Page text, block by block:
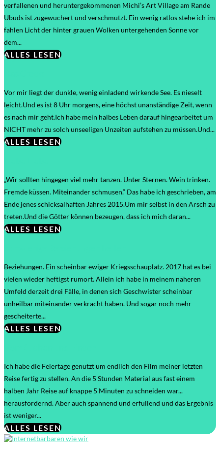
verfallenen und heruntergekommenen Michi’s Art Village am Rande
Ubuds ist zugewuchert und verschmutzt. Ein wenig ratlos stehe ich im
fahlen Licht der hinter grauen Wolken untergehenden Sonne vor
dem...
ALLES LESEN
Vor mir liegt der dunkle, wenig einladend wirkende See. Es nieselt
leicht.Und es ist 8 Uhr morgens, eine höchst unanständige Zeit, wenn
es nach mir geht.Ich habe mein halbes Leben darauf hingearbeitet um
NICHT mehr zu solch unseeligen Unzeiten aufstehen zu müssen.Und...
ALLES LESEN
„Wir sollten hingegen viel mehr tanzen. Unter Sternen. Wein trinken.
Fremde küssen. Miteinander schmusen.“ Das habe ich geschrieben, am
Ende jenes schicksalhaften Jahres 2015.Um mir selbst in den Arsch zu
treten.Und die Götter können bezeugen, dass ich mich daran...
ALLES LESEN
Beziehungen. Ein scheinbar ewiger Kriegsschauplatz. 2017 hat es bei
vielen wieder heftigst rumort. Allein ich habe in meinem näheren
Umfeld derzeit drei Fälle, in denen sich Geschwister scheinbar
unheilbar miteinander verkracht haben. Und sogar noch mehr
gescheiterte...
ALLES LESEN
Ich habe die Feiertage genutzt um endlich den Film meiner letzten
Reise fertig zu stellen. An die 5 Stunden Material aus fast einem
halben Jahr Reise auf knappe 5 Minuten zu schneiden war...
herausfordernd. Aber auch spannend und erfüllend und das Ergebnis
ist weniger...
ALLES LESEN